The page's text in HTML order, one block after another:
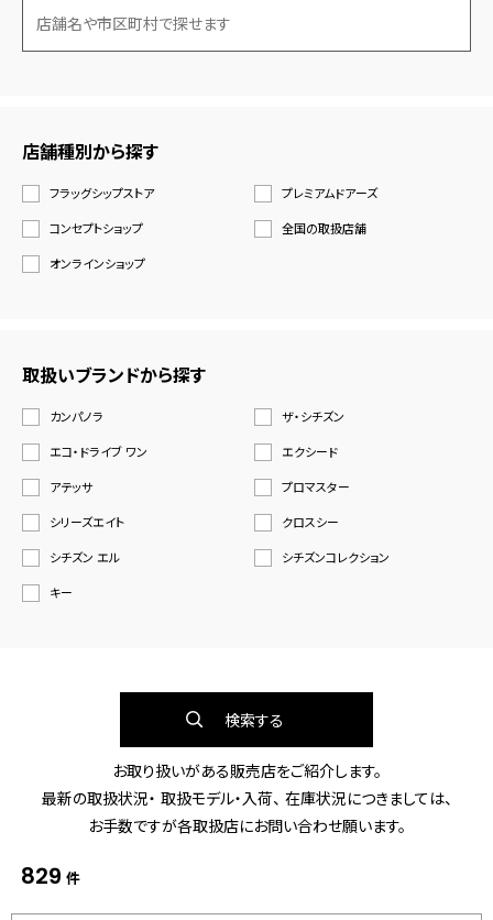
店舗種別から探す
フラッグシップストア
プレミアムドアーズ
コンセプトショップ
全国の取扱店舗
オンラインショップ
取扱いブランドから探す
カンパノラ
ザ・シチズン
エコ・ドライブ ワン
エクシード
アテッサ
プロマスター
シリーズエイト
クロスシー
シチズン エル
シチズンコレクション
キー
検索する
お取り扱いがある販売店をご紹介します。
最新の取扱状況・ 取扱モデル・入荷、 在庫状況につきましては、
お手数ですが各取扱店にお問い合わせ願います。
829 件